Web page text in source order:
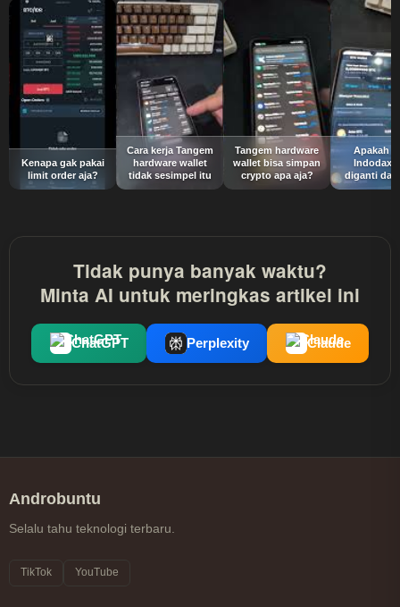
Kenapa gak pakai
limit order aja?
Cara kerja Tangem
hardware wallet
tidak sesimpel itu
Tangem hardware
wallet bisa simpan
crypto apa aja?
Apakah
Indodax
diganti
Tidak punya banyak waktu?
Minta AI untuk meringkas artikel ini
ChatGPT Perplexity Claude
Androbuntu
Selalu tahu teknologi terbaru.
TikTok YouTube